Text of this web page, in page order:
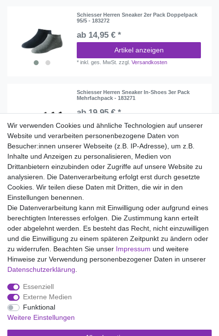
Schiesser Herren Sneaker 2er Pack Doppelpack
95/5 - 183272
ab 14,95 € *
Artikel anzeigen
*inkl. ges. MwSt. zzgl.Versandkosten
Schiesser Herren Sneaker In-Shoes 3er Pack
Mehrfachpack - 183271
ab 19,95 € *
Artikel anzeigen
*inkl. ges. MwSt.zzgl.Versandkosten
Wir liefern mit DHL (auch Samstags)
14 Tage Rückgaberecht
Impressum Daten­schutz­erklärung AGB
Widerrufs­recht
Wir verwenden Cookies und ähnliche Technologien auf unserer
Website und verarbeiten personenbezogene Daten von
Besucher:innen unserer Webseite (z.B. IP-Adresse), um z.B.
Inhalte und Anzeigen zu personalisieren, Medien von
Drittanbietern einzubinden oder Zugriffe auf unsere Website zu
analysieren. Die Datenverarbeitung erfolgt erst durch gesetzte
Cookies. Wir teilen diese Daten mit Dritten, die wir in den
Einstellungen benennen.
Die Datenverarbeitung kann mit Einwilligung oder aufgrund eines
berechtigten Interesses erfolgen. Die Zustimmung kann erteilt
oder abgelehnt werden. Es besteht das Recht, nicht einzuwilligen
und die Einwilligung zu einem späteren Zeitpunkt zu ändern oder
zu widerrufen. Beachten Sie unser Impressum und weitere
Hinweise zur Verwendung personenbezogener Daten in unserer
Daten­schutz­erklärung
Essenziell
Externe Medien
Funktional
Weitere Einstellungen